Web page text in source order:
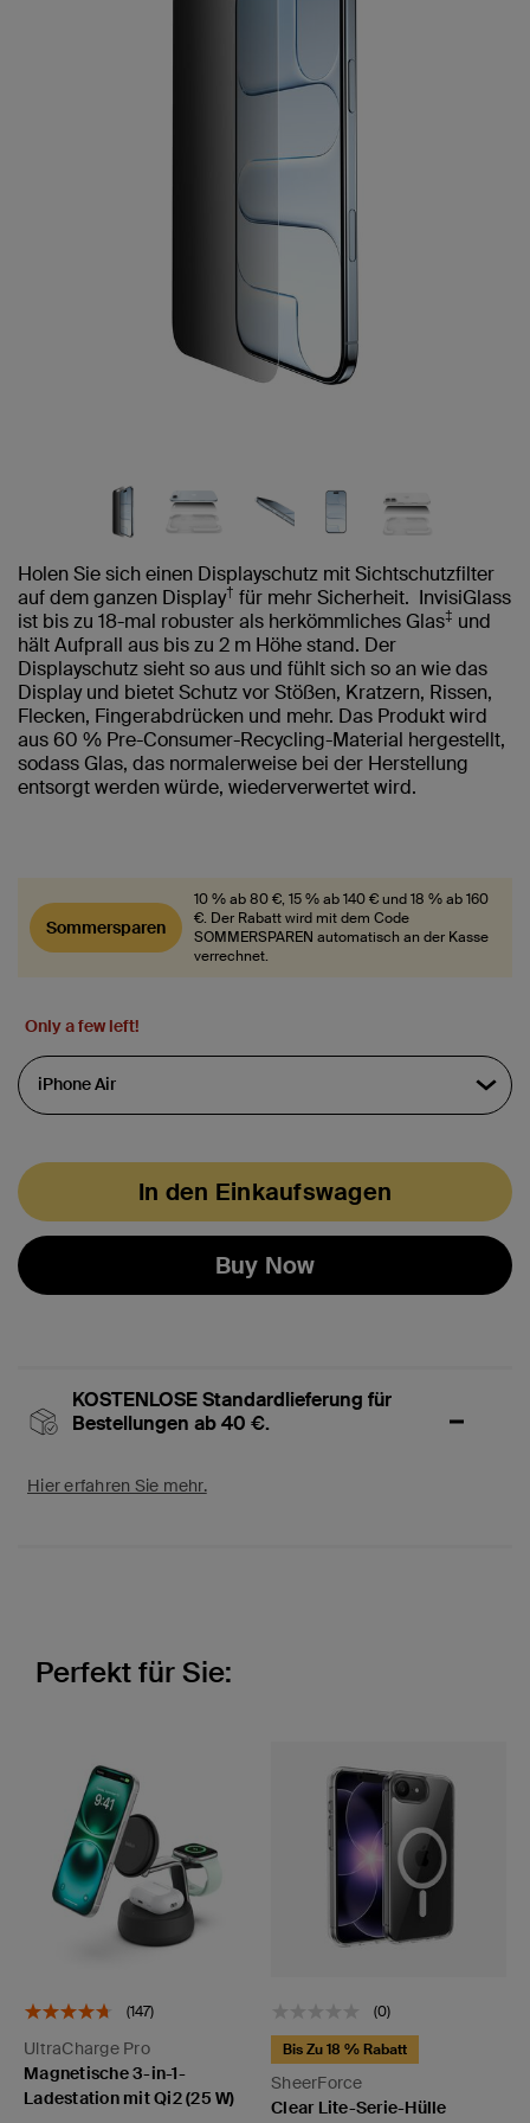
Holen Sie sich einen Displayschutz mit Sichtschutzfilter
auf dem ganzen Display† für mehr Sicherheit. InvisiGlass
ist bis zu 18-mal robuster als herkömmliches Glas‡ und
hält Aufprall aus bis zu 2 m Höhe stand. Der
Displayschutz sieht so aus und fühlt sich so an wie das
Display und bietet Schutz vor Stößen, Kratzern, Rissen,
Flecken, Fingerabdrücken und mehr. Das Produkt wird
aus 60 % Pre-Consumer-Recycling-Material hergestellt,
sodass Glas, das normalerweise bei der Herstellung
entsorgt werden würde, wiederverwertet wird.
Sommersparen
10 % ab 80 €, 15 % ab 140 € und 18 % ab 160
€. Der Rabatt wird mit dem Code
SOMMERSPAREN automatisch an der Kasse
verrechnet.
Only a few left!
In den Einkaufswagen
Buy Now
KOSTENLOSE Standardlieferung für
Bestellungen ab 40 €.
Hier erfahren Sie mehr.
Perfekt für Sie:
(147)
UltraCharge Pro
Magnetische 3-in-1-
Ladestation mit Qi2 (25 W)
(0)
SheerForce
Bis Zu 18 % Rabatt
Clear Lite-Serie-Hülle